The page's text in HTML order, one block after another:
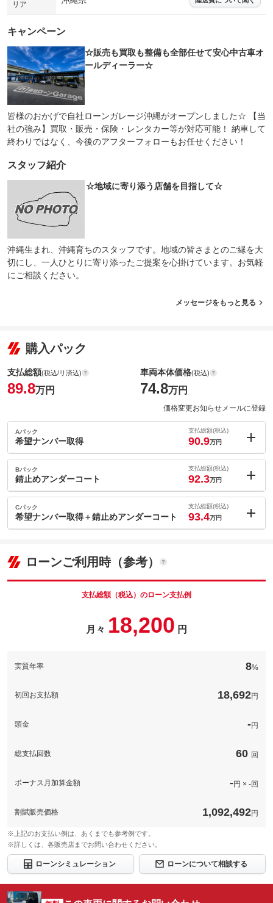
リア
キャンペーン
☆販売も買取も整備も全部任せて安心中古車オ
ールディーラー☆
皆様のおかげで自社ローンガレージ沖縄がオープンしました☆ 【当
社の強み】買取・販売・保険・レンタカー等が対応可能！ 納車して
終わりではなく、今後のアフターフォローもお任せください！
スタッフ紹介
☆地域に寄り添う店舗を目指して☆
沖縄生まれ、沖縄育ちのスタッフです。地域の皆さまとのご縁を大
切にし、一人ひとりに寄り添ったご提案を心掛けています。お気軽
にご相談ください。
メッセージをもっと見る
購入パック
支払総額(税込/リ済込)
89.8万円
車両本体価格(税込)
74.8万円
価格変更お知らせメールに登録
Aパック
希望ナンバー取得
支払総額(税込)
90.9万円
内：オプシ
ョン価格
(税込)
車両本体価
74.8万円
このパックの見積もり依頼（無料）
Bパック
錆止めアンダーコート
支払総額(税込)
92.3万円
内：オプシ
ョン価格
(税込)
車両本体価
パック内容
Cパック
希望ナンバー取得＋錆止めアンダーコート
支払総額(税込)
93.4万円
車両本体価
74.8
ローンご利用時（参考）
支払総額（税込）のローン支払例
月々 18,200 円
実質年率 8%
初回お支払額 18,692円
頭金 -円
総支払回数 60 回
ボーナス月加算金額 -円 × -回
割賦販売価格 1,092,492円
※上記のお支払い例は、あくまでも参考例です。
※詳しくは、各販売店までお問い合わせください。
ローンシミュレーション ローンについて相談する